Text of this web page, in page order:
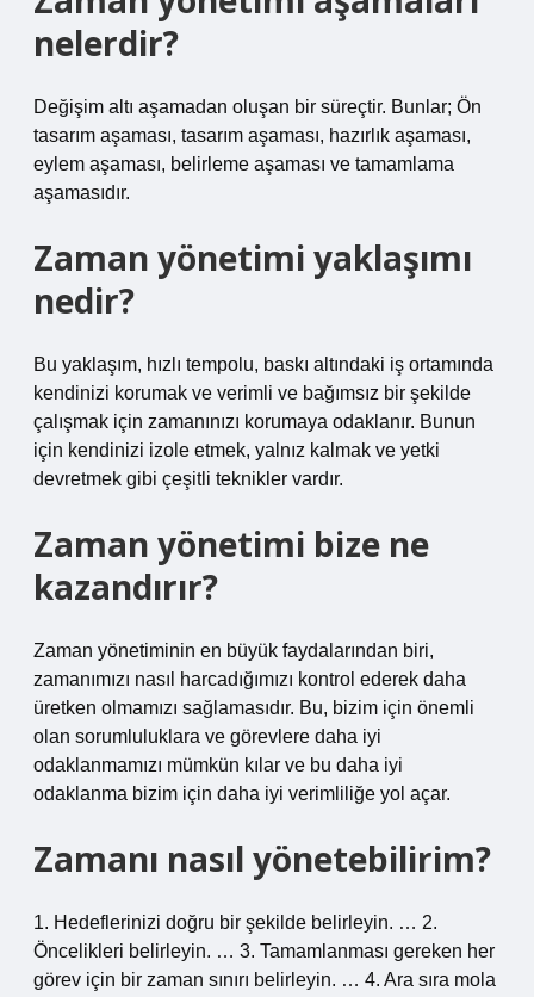
nelerdir?
Değişim altı aşamadan oluşan bir süreçtir. Bunlar; Ön
tasarım aşaması, tasarım aşaması, hazırlık aşaması,
eylem aşaması, belirleme aşaması ve tamamlama
aşamasıdır.
Zaman yönetimi yaklaşımı
nedir?
Bu yaklaşım, hızlı tempolu, baskı altındaki iş ortamında
kendinizi korumak ve verimli ve bağımsız bir şekilde
çalışmak için zamanınızı korumaya odaklanır. Bunun
için kendinizi izole etmek, yalnız kalmak ve yetki
devretmek gibi çeşitli teknikler vardır.
Zaman yönetimi bize ne
kazandırır?
Zaman yönetiminin en büyük faydalarından biri,
zamanımızı nasıl harcadığımızı kontrol ederek daha
üretken olmamızı sağlamasıdır. Bu, bizim için önemli
olan sorumluluklara ve görevlere daha iyi
odaklanmamızı mümkün kılar ve bu daha iyi
odaklanma bizim için daha iyi verimliliğe yol açar.
Zamanı nasıl yönetebilirim?
1. Hedeflerinizi doğru bir şekilde belirleyin. … 2.
Öncelikleri belirleyin. … 3. Tamamlanması gereken her
görev için bir zaman sınırı belirleyin. … 4. Ara sıra mola